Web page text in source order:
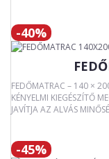
-40%
FEDŐMATRAC – 140 ×
KÉNYELMI KIEGÉSZÍTŐ
JAVÍTJA AZ ALVÁS
-45%